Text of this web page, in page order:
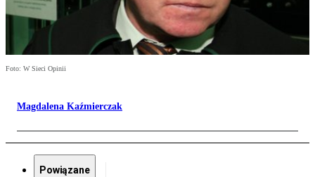
Foto: W Sieci Opinii
Magdalena Kaźmierczak
Powiązane